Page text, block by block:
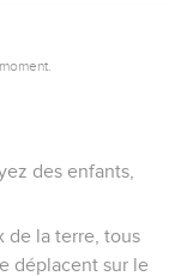
des enfants,
de la terre, tous
déplacent sur le